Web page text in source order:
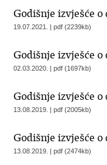
Godišnje izvješće o
19.07.2021. | pdf (2239kb)
Godišnje izvješće o
02.03.2020. | pdf (1697kb)
Godišnje izvješće o
13.08.2019. | pdf (2005kb)
Godišnje izvješće o
13.08.2019. | pdf (2474kb)